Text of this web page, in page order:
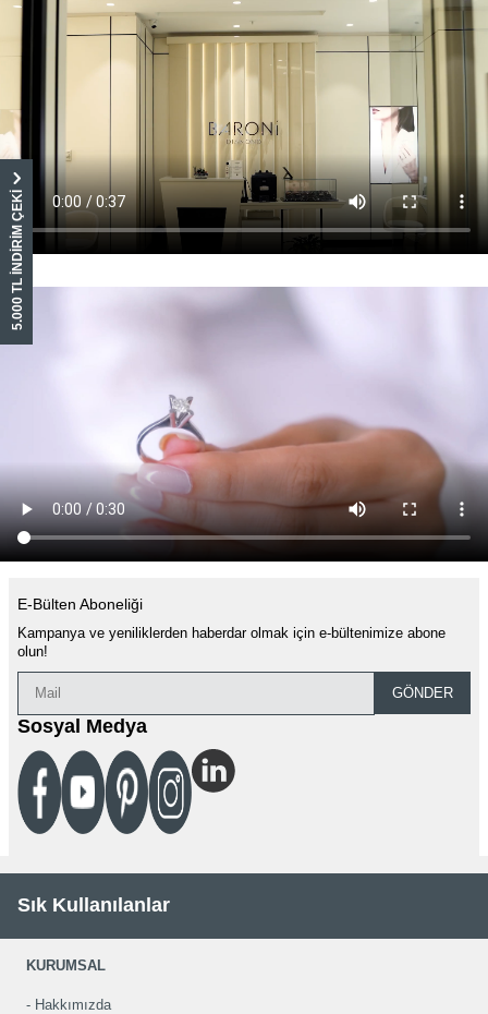
5.000 TL İNDİRİM ÇEKİ
E-Bülten Aboneliği
Kampanya ve yeniliklerden haberdar olmak için e-bültenimize abone
olun!
GÖNDER
Sosyal Medya
Sık Kullanılanlar
KURUMSAL
Hakkımızda